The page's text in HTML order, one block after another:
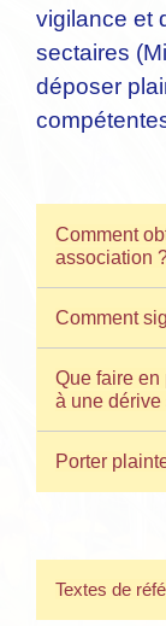
vigilance et
sectaires
déposer
Comment
association
Comment
Que faire en
à une dérive
Porter
Textes de